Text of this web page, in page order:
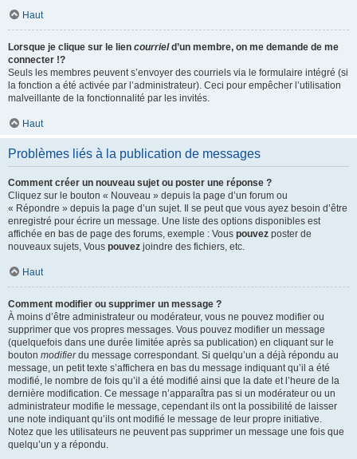
Haut
Lorsque je clique sur le lien courrield’un membre, on me demande de me
connecter !?
Seuls les membres peuvent s’envoyer des courriels via le formulaire intégré (si
la fonction a été activée par l’administrateur). Ceci pour empêcher l’utilisation
malveillante de la fonctionnalité par les invités.
Haut
Problèmes liés à la publication de messages
Comment créer un nouveau sujet ou poster une réponse ?
Cliquez sur le bouton « Nouveau » depuis la page d’un forum ou
« Répondre » depuis la page d’un sujet. Il se peut que vous ayez besoin d’être
enregistré pour écrire un message. Une liste des options disponibles est
affichée en bas de page des forums, exemple : Vous pouvez poster de
nouveaux sujets, Vous pouvez joindre des fichiers, etc.
Haut
Comment modifier ou supprimer un message ?
À moins d’être administrateur ou modérateur, vous ne pouvez modifier ou
supprimer que vos propres messages. Vous pouvez modifier un message
(quelquefois dans une durée limitée après sa publication) en cliquant sur le
bouton modifierdu message correspondant. Si quelqu’un a déjà répondu au
message, un petit texte s’affichera en bas du message indiquant qu’il a été
modifié, le nombre de fois qu’il a été modifié ainsi que la date et l’heure de la
dernière modification. Ce message n’apparaîtra pas si un modérateur ou un
administrateur modifie le message, cependant ils ont la possibilité de laisser
une note indiquant qu’ils ont modifié le message de leur propre initiative.
Notez que les utilisateurs ne peuvent pas supprimer un message une fois que
quelqu’un y a répondu.